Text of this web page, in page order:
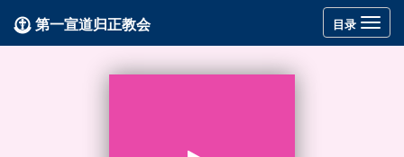
Toggle
navigation
目录
第一宣道归正教会